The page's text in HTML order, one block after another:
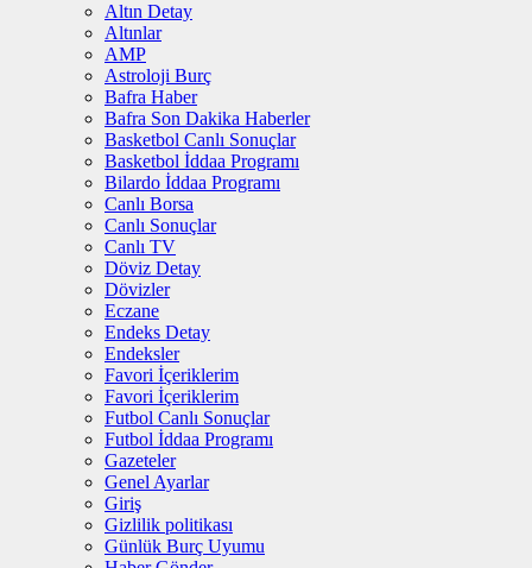
Altın Detay
Altınlar
AMP
Astroloji Burç
Bafra Haber
Bafra Son Dakika Haberler
Basketbol Canlı Sonuçlar
Basketbol İddaa Programı
Bilardo İddaa Programı
Canlı Borsa
Canlı Sonuçlar
Canlı TV
Döviz Detay
Dövizler
Eczane
Endeks Detay
Endeksler
Favori İçeriklerim
Favori İçeriklerim
Futbol Canlı Sonuçlar
Futbol İddaa Programı
Gazeteler
Genel Ayarlar
Giriş
Gizlilik politikası
Günlük Burç Uyumu